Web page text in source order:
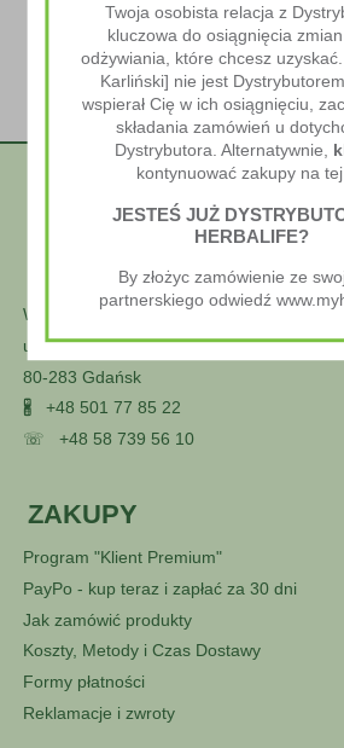
Wellness Styl
ul. Głuszca 25
80-283 Gdańsk
🖁 +48 501 77 85 22
☏ +48 58 739 56 10
ZAKUPY
Program "Klient Premium"
PayPo - kup teraz i zapłać za 30 dni
Jak zamówić produkty
Koszty, Metody i Czas Dostawy
Formy płatności
Reklamacje i zwroty
Twoja osobista relacja z
kluczowa do osiągnięcia
odżywiania, które chcesz
Karliński] nie jest
wspierał Cię w ich osiągnięciu,
składania zamówień u
Dystrybutora. Alternatywnie,
kontynuować zakupy na tej
JESTEŚ JUŻ
HERBALIFE?
By złożyc zamówienie ze
partnerskiego odwiedź